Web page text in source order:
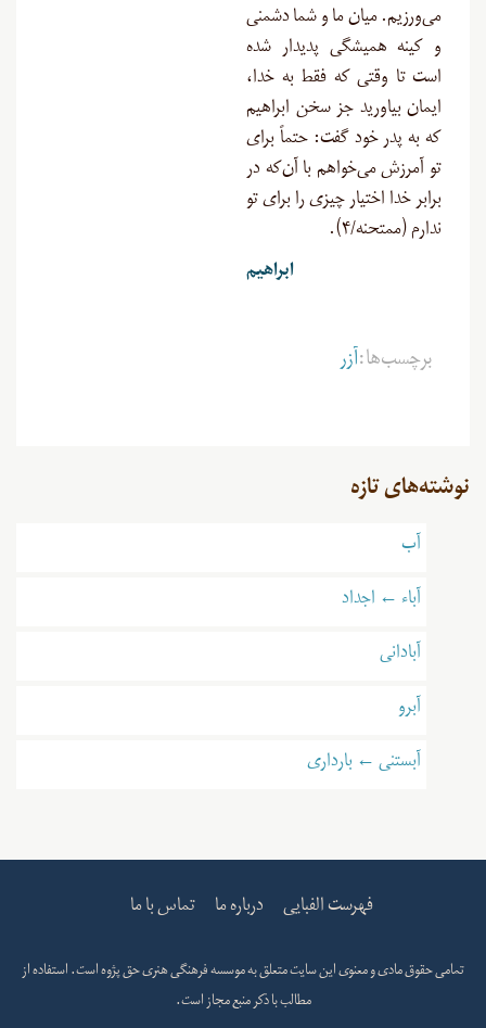
می‌ورزیم. میان ما و شما دشمنی
و کینه همیشگی پدیدار شده
است تا وقتی که فقط به خدا،
ایمان بیاورید جز سخن ابراهیم
که به پدر خود گفت: حتماً برای
تو آمرزش می‌خواهم با آن‌که در
برابر خدا اختیار چیزی را برای تو
ندارم (ممتحنه/۴).
ابراهیم
برچسب‌ها:آزر
نوشته‌های تازه
آب
آباء ← اجداد
آبادانی
آبرو
آبستنی ← بارداری
فهرست الفبایی درباره ما تماس با ما
تمامی حقوق مادی و معنوی این سایت متعلق بهموسسه فرهنگی هنری حق پژوه است. استفاده از
مطالب با ذکر منبع مجاز است.